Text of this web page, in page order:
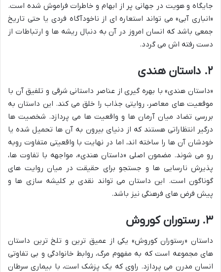
جایگاه و هویت در جهانی پر از ابهام و خاطرات فراموش شده است.
«انباری آبی» می تواند استعاره ای از ناخودآگاه فردی یا حتی تاریخ
جمعی باشد که انسان امروز در آن به دنبال ریشه ها و ارتباطات از
دست رفته اش می گردد.
۲. داستان هندی
«داستان هندی» با بهره گیری از عناصر داستانی شرقی و تلفیق آن با
موقعیت های معاصر، روایتی جذاب را خلق می کند. این داستان به
بررسی تضاد میان آرمان ها و واقعیت ها می پردازد. شخصیت ها
درگیر انتظاراتی هستند که از دنیای بیرون به آن ها تحمیل شده یا
خودشان آن ها را ساخته اند، اما در نهایت با واقعیتی متفاوت روبه
رو می شوند. مضمون اصلی «داستان هندی»، مواجهه با تفاوت ها،
پذیرش نارسایی ها و جستجو برای حقیقت در میان روایت های
گوناگون است. این داستان می تواند نقدی بر کلیشه سازی ها و
پیش فرض های فرهنگی نیز باشد.
۳. رستوران کوروش
داستان «رستوران کوروش» یکی از عمیق ترین و تلخ ترین داستان
های مجموعه است که به مفهوم مرگ، روابط خانوادگی و بی تفاوتی
انسان مدرن می پردازد. راوی که یک پزشک است، با بیماری سرطان